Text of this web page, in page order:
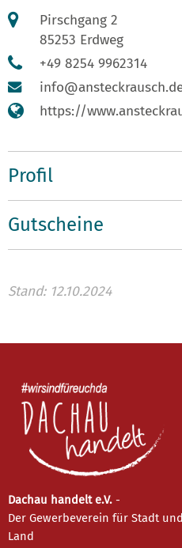
Pirschgang 2
85253 Erdweg
+49 8254 9962314
https://
Profil
Gutscheine
Stand: 12.10.2024
Dachau handelt e.V. -
Der Gewerbeverein für Stadt und
Land